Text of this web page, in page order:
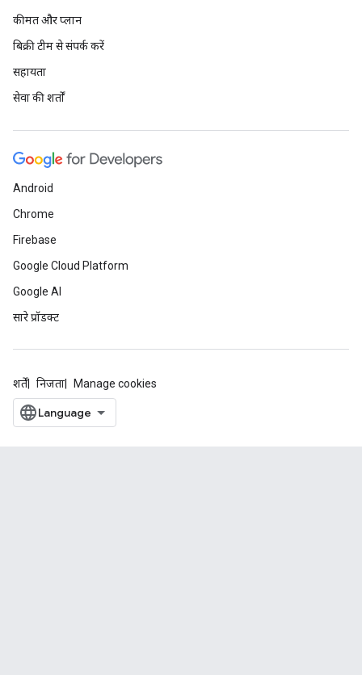
कीमत और प्लान
बिक्री टीम से संपर्क करें
सहायता
सेवा की शर्तों
Android
Chrome
Firebase
Google Cloud Platform
Google AI
सारे प्रॉडक्ट
शर्तें निजता Manage cookies